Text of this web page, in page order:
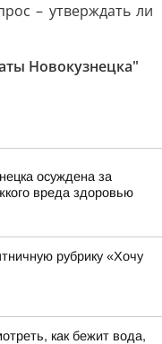
– утверждать ли
Новокузнецка"
осуждена за
вреда здоровью
рубрику «Хочу
как бежит вода,